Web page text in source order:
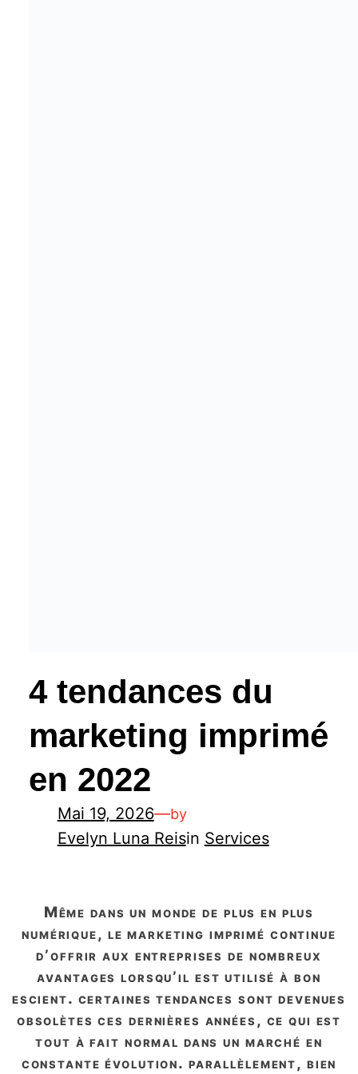
4 tendances du
marketing imprimé
en 2022
Mai 19, 2026—by
Evelyn Luna Reisin Services
même dans un monde de plus en plus
numérique, le marketing imprimé continue
d’offrir aux entreprises de nombreux
avantages lorsqu’il est utilisé à bon
escient. certaines tendances sont devenues
obsolètes ces dernières années, ce qui est
tout à fait normal dans un marché en
constante évolution. parallèlement, bien